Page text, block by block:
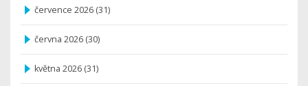
července 2026 (31)
června 2026 (30)
května 2026 (31)